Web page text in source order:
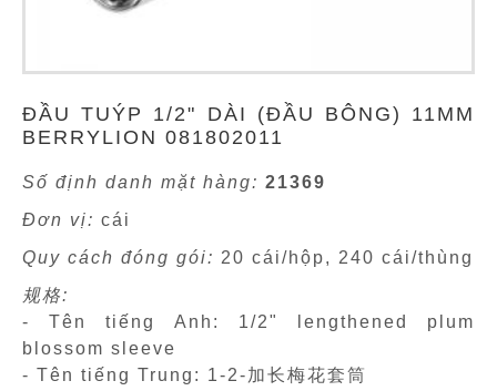
ĐẦU TUÝP 1/2" DÀI (ĐẦU BÔNG) 11MM
BERRYLION 081802011
Số định danh mặt hàng: 21369
Đơn vị: cái
Quy cách đóng gói: 20 cái/hộp, 240 cái/thùng
规格:
- Tên tiếng Anh: 1/2" lengthened plum
blossom sleeve
- Tên tiếng Trung: 1-2-加长梅花套筒